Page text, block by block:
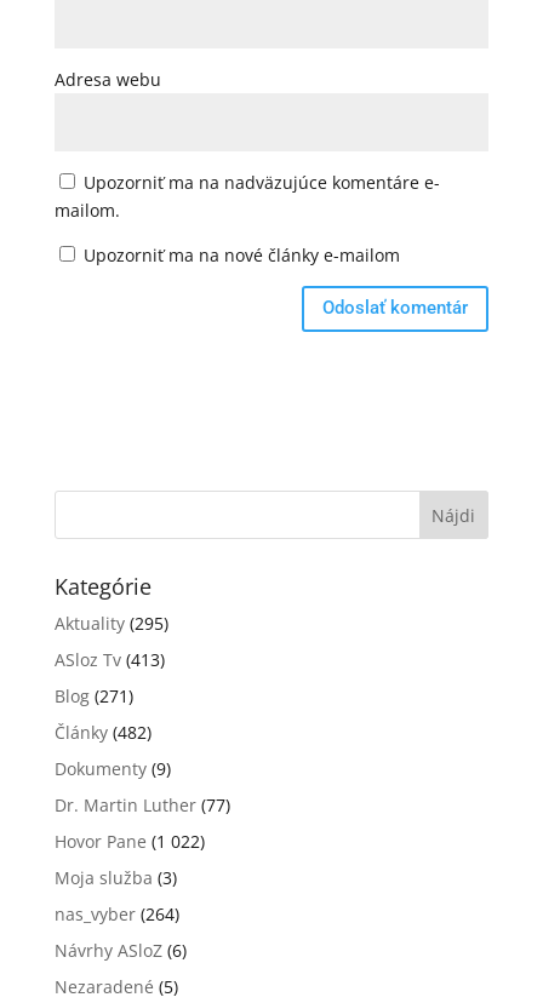
Adresa webu
Upozorniť ma na nadväzujúce komentáre e-
mailom.
Upozorniť ma na nové články e-mailom
Kategórie
Aktuality(295)
ASloz Tv(413)
Blog(271)
Články(482)
Dokumenty(9)
Dr. Martin Luther(77)
Hovor Pane (1 022)
Moja služba (3)
nas_vyber(264)
Návrhy ASloZ(6)
Nezaradené (5)